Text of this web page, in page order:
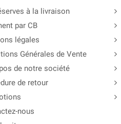
à la livraison
par CB
légales
Générales de Vente
de notre société
de retour
nous